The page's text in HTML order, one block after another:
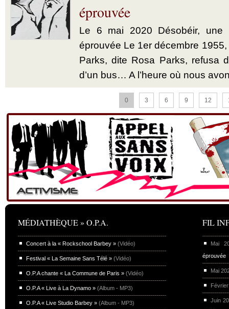
éprouvée
Le 6 mai 2020 Désobéir, une
éprouvée Le 1er décembre
Parks, dite Rosa Parks, refusa
d’un bus… A l’heure où nous
0 3 6 9 12
MÉDIATHÈQUE » O.P.A.
Concert à la « Rockschool Barbey » (Vidéo)
Festival « La Semaine Sans Télé » (Vidéo)
O.P.A chante « La Commune de Paris » (Vidéo)
O.P.A « Live à La Dynamo » (Album - MP3)
O.P.A « Live Studio Barbey » (Album - MP3)
FIL
Mai
éprouvée
Mai
Juin